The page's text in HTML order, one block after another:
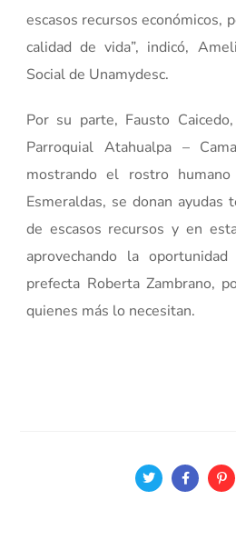
escasos recursos económicos,
calidad de vida”, indicó,
Social de Unamydesc.
Por su parte, Fausto
Parroquial Atahualpa –
mostrando el rostro
Esmeraldas, se donan ayudas
de escasos recursos y en
aprovechando la
prefecta Roberta Zambrano,
quienes más lo necesitan.